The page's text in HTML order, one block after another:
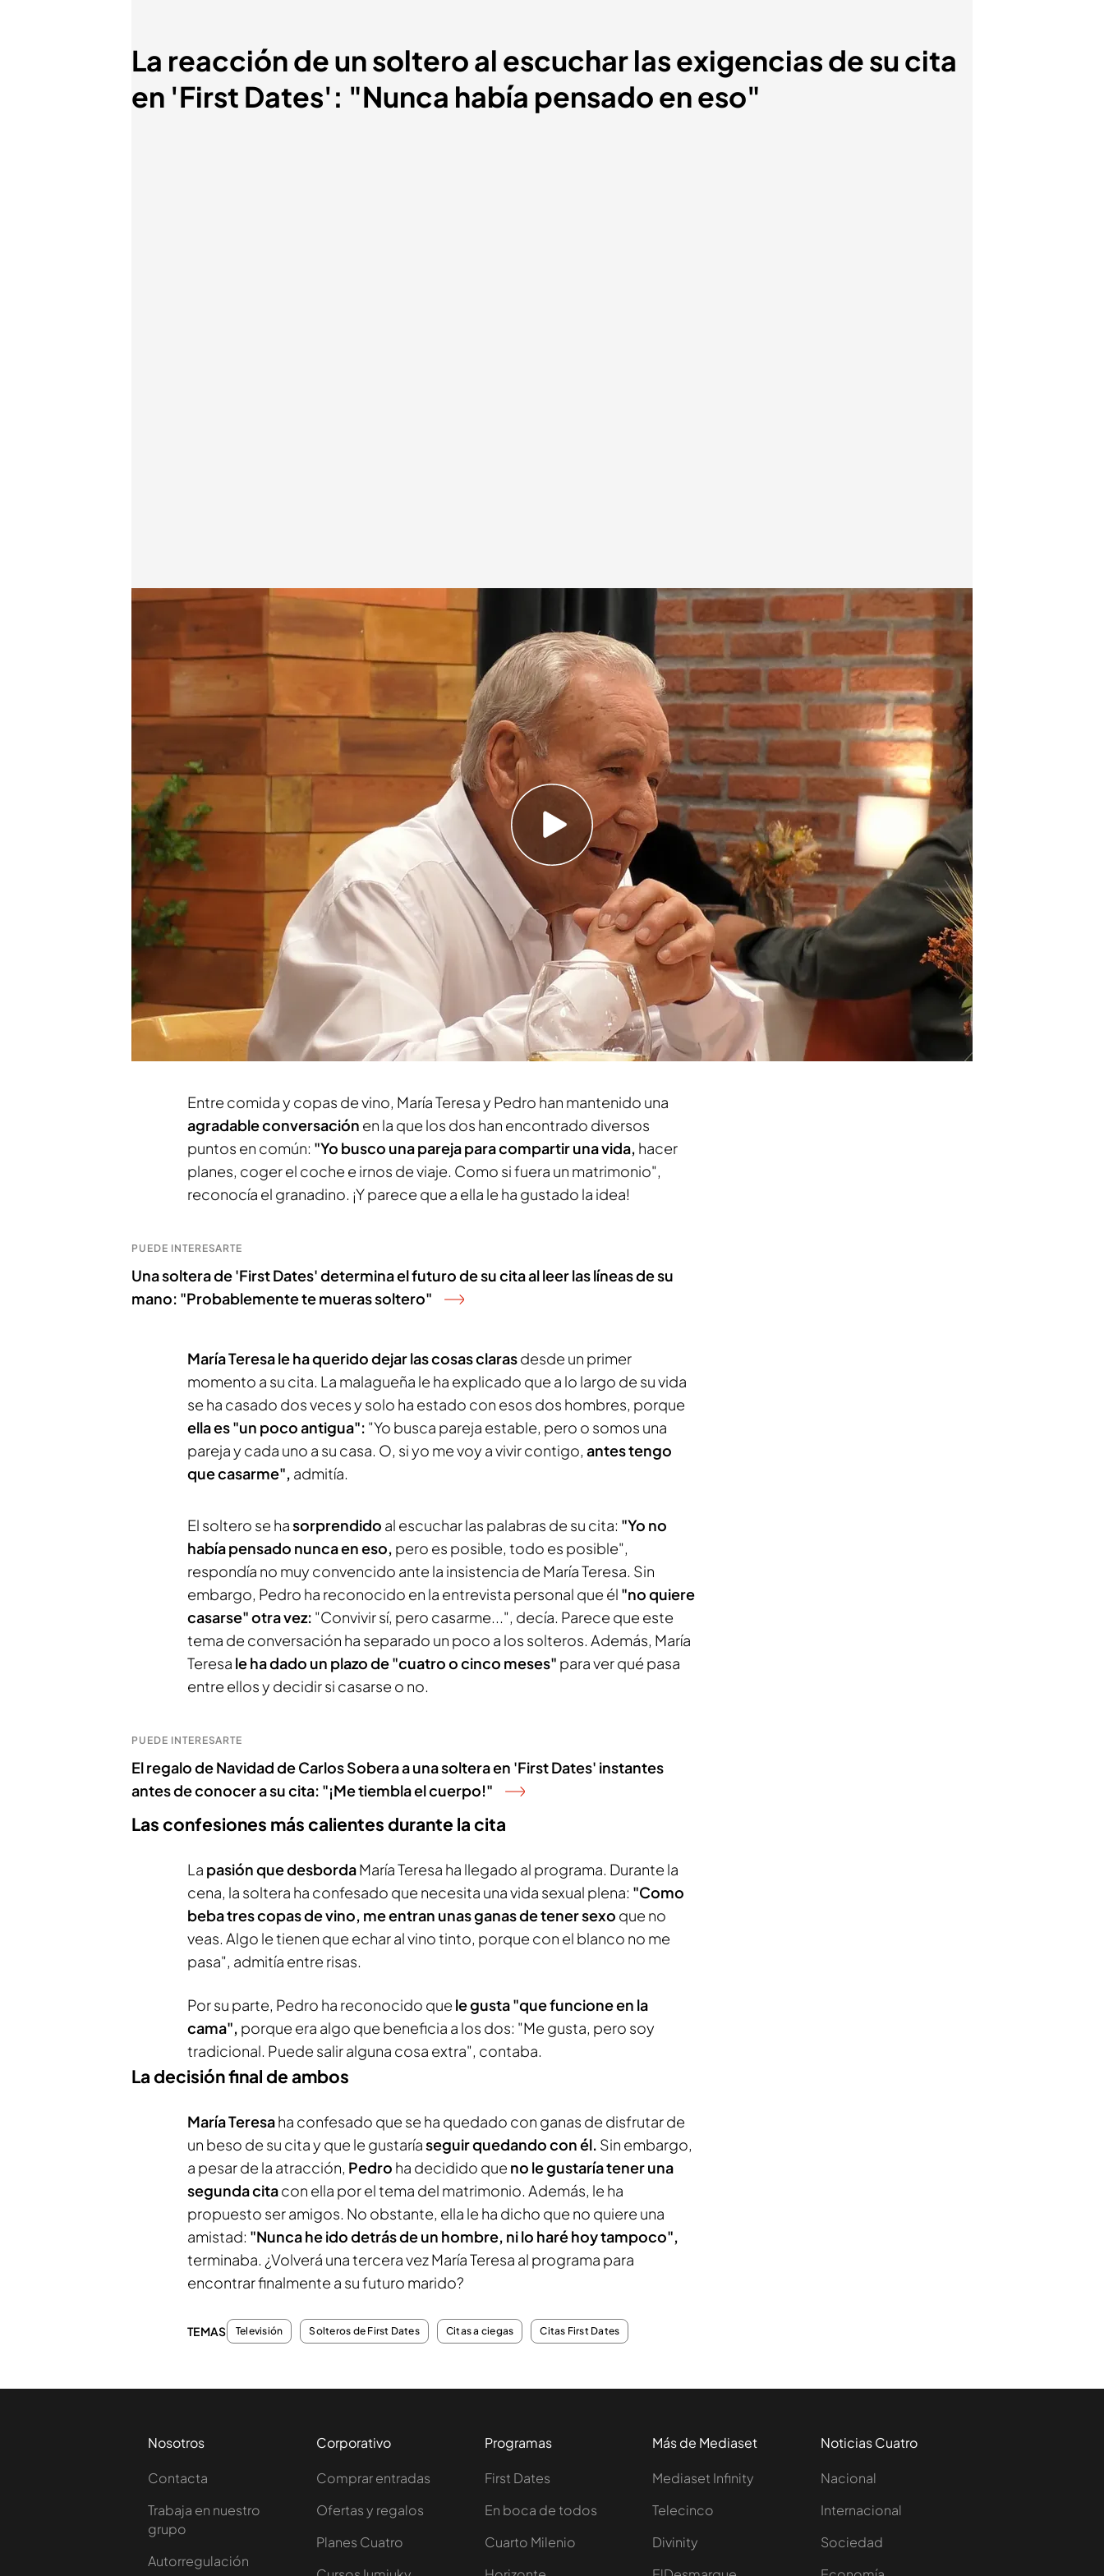
La reacción de un soltero al escuchar las exigencias de su cita
en 'First Dates': "Nunca había pensado en eso"
Pedro se sorprende con lo que María Teresa le pide en su primera cita
First Dates
29 DIC 2025 - 22:50h.
María Teresa tiene claro lo que quiere y comparte con su cita sus
deseos sexuales
Una soltera de 81 años deja en shock a su cita tras su sorprendente
beso: “Cuánto tiempo hacía, por Dios”
Compartir
María Teresa tiene 82 años y viene desde Málaga
por segunda vez a 'First
para encontrar a un hombre que le complemente. En su anterior
cita no surgió la chispa,pues ella estaba buscando a un hombre lleno de
energía y fuego: "Yo no estoy en el apogeo del sexo, pero
aún tengo en
mi cuerpo 'fiebre'"
, reconocía la malagueña. En esta ocasión,Pedroha
llegado al programa en busca de una nueva ilusión. El hombre vive en un
pueblo de
Granada y tiene 82 años.
Entre comida y copas de vino, María Teresa y Pedro han mantenido una
agradable conversación en la que los dos han encontrado diversos
puntos en común: "Yo busco una pareja para compartir una vida, hacer
planes, coger el coche e irnos de viaje. Como si fuera un matrimonio",
reconocía el granadino. ¡Y parece que a ella le ha gustado la idea!
PUEDE INTERESARTE
Una soltera de 'First Dates' determina el futuro de su cita al leer las líneas de su
mano: "Probablemente te mueras soltero"
María Teresa le ha querido dejar las cosas clarasdesde un primer
momento a su cita. La malagueña le ha explicado que a lo largo de su vida
se ha casado dos veces y solo ha estado con esos dos hombres, porque
ella es "un poco antigua": "Yo busca pareja estable, pero o somos una
pareja y cada uno a su casa. O, si yo me voy a vivir contigo, antes tengo
que casarme", admitía.
El soltero se hasorprendido al escuchar las palabras de su cita: "Yo no
había pensado nunca en eso, pero es posible, todo es posible",
respondía no muy convencido ante la insistencia de María Teresa. Sin
embargo, Pedro ha reconocido en la entrevista personal que él "no quiere
casarse" otra vez: "Convivir sí, pero casarme...", decía. Parece que este
tema de conversación ha separado un poco a los solteros. Además, María
Teresa le ha dado un plazo de "cuatro o cinco meses" para ver qué pasa
entre ellos y decidir si casarse o no.
PUEDE INTERESARTE
El regalo de Navidad de Carlos Sobera a una soltera en 'First Dates' instantes
antes de conocer a su cita: "¡Me tiembla el cuerpo!"
Las confesiones más calientes durante la cita
La pasión que desbordaMaría Teresa ha llegado al programa. Durante la
cena, la soltera ha confesado que necesita una vida sexual plena: "Como
beba tres copas de vino, me entran unas ganas de tener sexo que no
veas. Algo le tienen que echar al vino tinto, porque con el blanco no me
pasa", admitía entre risas.
Por su parte, Pedro ha reconocido que le gusta "que funcione en la
cama", porque era algo que beneficia a los dos: "Me gusta, pero soy
tradicional. Puede salir alguna cosa extra", contaba.
La decisión final de ambos
María Teresaha confesado que se ha quedado con ganas de disfrutar de
un beso de su cita y que le gustaríaseguir quedando con él. Sin embargo,
a pesar de la atracción, Pedro ha decidido que no le gustaría tener una
segunda citacon ella por el tema del matrimonio. Además, le ha
propuesto ser amigos. No obstante, ella le ha dicho que no quiere una
amistad: "Nunca he ido detrás de un hombre, ni lo haré hoy tampoco",
terminaba. ¿Volverá una tercera vez María Teresa al programa para
encontrar finalmente a su futuro marido?
TEMAS Televisión Solteros de First Dates Citas a ciegas Citas First Dates
Nosotros
Contacta
Trabaja en nuestro
grupo
Autorregulación
Corporativo
Comprar entradas
Ofertas y regalos
Planes Cuatro
Programas
First Dates
En boca de todos
Cuarto Milenio
Más de Mediaset
Mediaset Infinity
Telecinco
Divinity
Noticias Cuatro
Nacional
Internacional
Sociedad